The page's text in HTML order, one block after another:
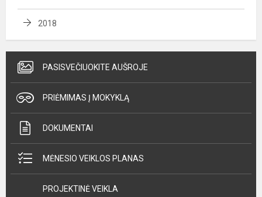
2018
PASISVEČIUOKITE AUŠROJE
PRIĖMIMAS Į MOKYKLĄ
DOKUMENTAI
MĖNESIO VEIKLOS PLANAS
PROJEKTINĖ VEIKLA